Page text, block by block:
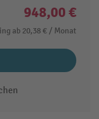
948,00 €
ab 20,38 € / Monat